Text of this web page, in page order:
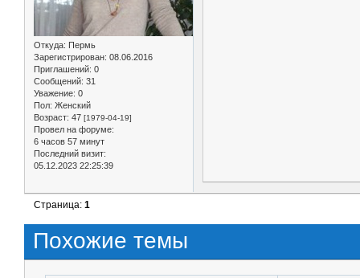
Откуда: Пермь
Зарегистрирован: 08.06.2016
Приглашений: 0
Сообщений: 31
Уважение: 0
Пол: Женский
Возраст: 47 [1979-04-19]
Провел на форуме:
6 часов 57 минут
Последний визит:
05.12.2023 22:25:39
Страница:1
Похожие темы